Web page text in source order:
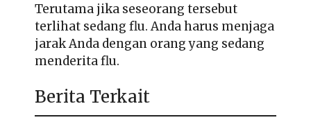
Terutama jika seseorang tersebut
terlihat sedang flu. Anda harus menjaga
jarak Anda dengan orang yang sedang
menderita flu.
Berita Terkait